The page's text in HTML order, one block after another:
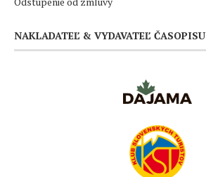
NAKLADATEĽ & VYDAVATEĽ ČASOPISU